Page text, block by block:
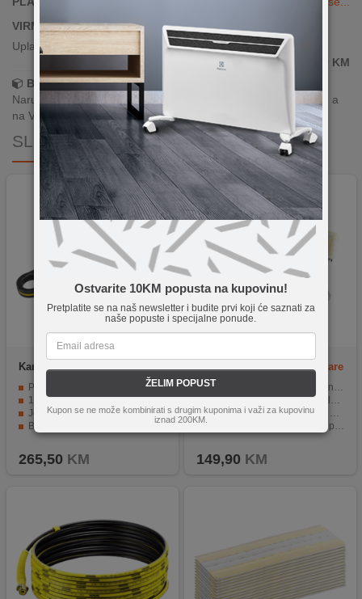
Ostvarite 10KM popusta na kupovinu!
Pretplatite se na naš newsletter i budite prvi koji će saznati za
naše popuste i specijalne ponude.
ŽELIM POPUST
Kupon se ne može kombinirati s drugim kuponima i važi za kupovinu
iznad 200KM.
VIRMANSKO PLAĆANJE
Uplata po predračunu putem banke
KM
Brza dostava!
Narudžbe zaprimljene radnim danima do 13h šaljemo isti dan, a
na Vašoj adresi paket je već za 24–48h.
SLIČNI PROIZVODI
Karcher TLA 4
Produživa dužina do 3,70 m za čišćenje visokih površina
180° zglob omogućava rad ispod kosina i nadstrešnica
Jednostavno rukovanje "klikom" pri produženju
Bajonetska spojka omogućava brzu montažu
Kompatibilna sa Kärcher K i G serijama uređaja
265,50 KM
Novo
Karcher WV 2 Universal Care
Čišćenje bez tragova i kapanja prljave vode
Tehnologija 360° Comfort!Clean za rad u svim položajima
Do 35 minuta rada s jednim punjenjem
Čisti do približno 105 m² po punjenju
USB-C punjenje i bogata dodatna oprema u pakiranju
149,90 KM